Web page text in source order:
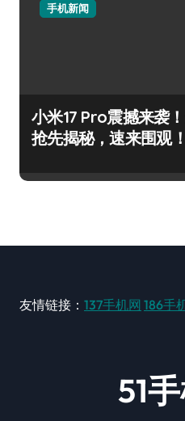
手机新闻
小米17 Pro震撼来袭
抢先揭秘，速来围观！
友情链接： 137手机网 186手
51